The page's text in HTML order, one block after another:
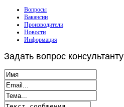
Вопросы
Вакансии
Производители
Новости
Информация
Задать вопрос консультанту